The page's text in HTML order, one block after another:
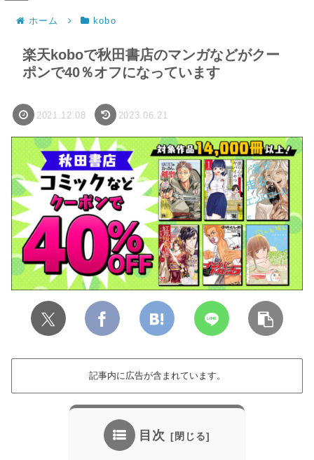
ホーム kobo
楽天koboで秋田書店のマンガなどがクー
ポンで40％オフになっています
2021.12.08 2023.06.21
記事内に広告が含まれています。
目次